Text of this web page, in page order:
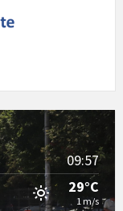
09:57
29°C
1 m/s